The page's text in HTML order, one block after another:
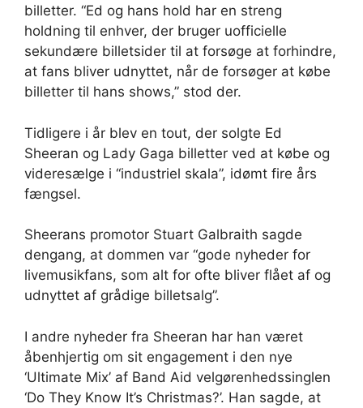
billetter. “Ed og hans hold har en streng
holdning til enhver, der bruger uofficielle
sekundære billetsider til at forsøge at forhindre,
at fans bliver udnyttet, når de forsøger at købe
billetter til hans shows,” stod der.
Tidligere i år blev en tout, der solgte Ed
Sheeran og Lady Gaga billetter ved at købe og
videresælge i “industriel skala”, idømt fire års
fængsel.
Sheerans promotor Stuart Galbraith sagde
dengang, at dommen var “gode nyheder for
livemusikfans, som alt for ofte bliver flået af og
udnyttet af grådige billetsalg”.
I andre nyheder fra Sheeran har han været
åbenhjertig om sit engagement i den nye
‘Ultimate Mix’ af Band Aid velgørenhedssinglen
‘Do They Know It’s Christmas?’. Han sagde, at